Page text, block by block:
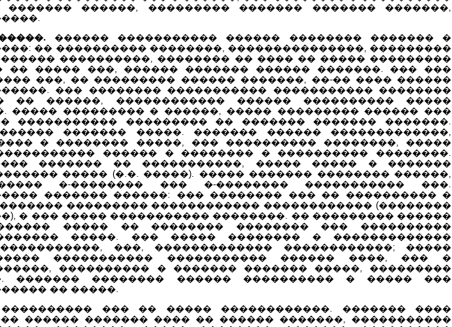
������� ������, ��������� ������� ������� �������,
������ ����������� ������ �������� ������� �
�� ���������� ��������, ���������������, ���������
����������, �������� �� ���� �� ����� ���������
�� ����� ���, ������ ������� ������ �������. ��� ���
���, �� ��������� ������ �������, ��-�� ���� ������
��� �������� ����������� ����������� ��������
�� ������, ������������ ������ ���������� �����
����� ��������� � ������, ����� ��������� ������ ���
����������� ��������� �� ������� ������� �������.
������� �����. ������� ������ �������������,
� �������� �����, ��� ���������� ��������, �����
������ � �������� � ���������� ��������.
������� �� �����������, ����� ����� � �������
����� (�.�. �����). ����� ������� �������� ������,
�-�������� ��� �-�������� ����������� ���.
������� ������: ��� �������� ��� �� ���������� �
��������� ������������ ������������ (��������
� ��� ����� ����������� ��������. �� ��������� ������
����� �� �������� �������� ��� ����������
�����. ��� ����� �������� � �������������
���, ������������� ������������; �����
����������� ����������� ������ ����, ��� �
���������� � ������� ������� �����, ���������
������� �������� ������ ���������� � ����� ���
�� �����.
��� �� ����� ������������. ������� ����
������ ������� ���� �� ������ �������, �����������